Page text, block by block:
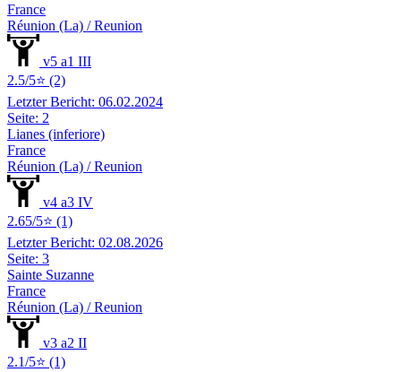
France
Réunion (La) / Reunion
v5 a1 III
2.5/5⭐ (2)
Letzter Bericht: 06.02.2024
Seite: 2
Lianes (inferiore)
France
Réunion (La) / Reunion
v4 a3 IV
2.65/5⭐ (1)
Letzter Bericht: 02.08.2026
Seite: 3
Sainte Suzanne
France
Réunion (La) / Reunion
v3 a2 II
2.1/5⭐ (1)